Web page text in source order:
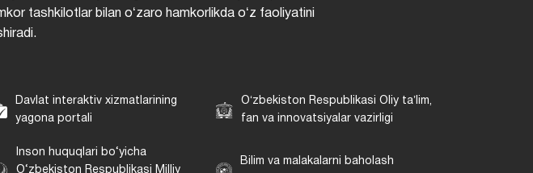
tashkilotlar bilan oʻzaro hamkorlikda oʻz faoliyatini
Davlat interaktiv xizmatlarining
yagona portali
Oʻzbekiston Respublikasi Oliy taʼlim,
fan va innovatsiyalar vazirligi
Inson huquqlari bo‘yicha
O‘zbekiston Respublikasi Milliy
Bilim va malakalarni baholash